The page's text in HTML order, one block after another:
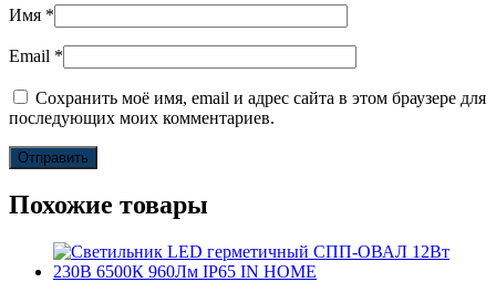
Имя *
Email *
Сохранить моё имя, email и адрес сайта в этом браузере для
последующих моих комментариев.
Похожие товары